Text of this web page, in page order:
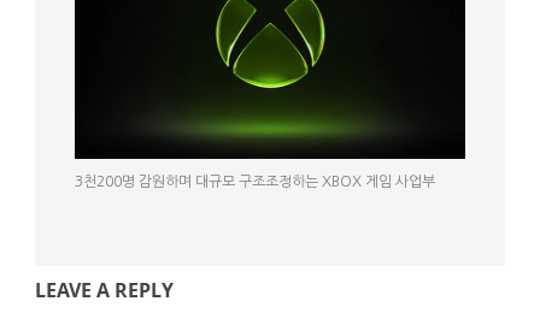
3천200명 감원하며 대규모 구조조정하는 XBOX 게임 사업부
LEAVE A REPLY